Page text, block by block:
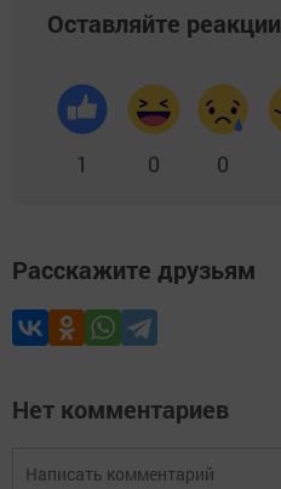
Оставляйте реакции
1 0 0
Расскажите друзьям
Нет комментариев